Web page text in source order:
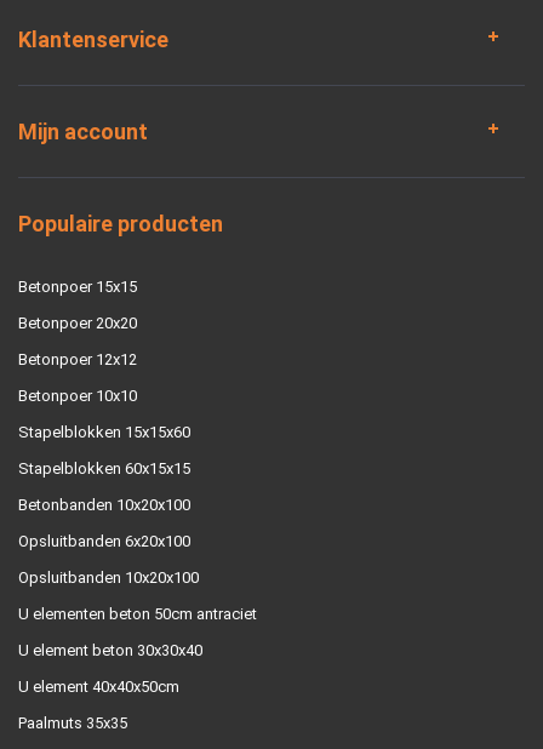
Klantenservice
Mijn account
Populaire producten
Betonpoer 15x15
Betonpoer 20x20
Betonpoer 12x12
Betonpoer 10x10
Stapelblokken 15x15x60
Stapelblokken 60x15x15
Betonbanden 10x20x100
Opsluitbanden 6x20x100
Opsluitbanden 10x20x100
U elementen beton 50cm antraciet
U element beton 30x30x40
U element 40x40x50cm
Paalmuts 35x35